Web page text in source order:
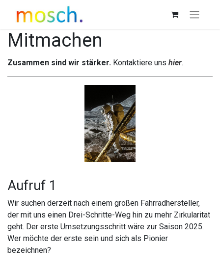
Mitmachen
Zusammen sind wir stärker. Kontaktiere uns hier.
Aufruf 1
Wir suchen derzeit nach einem großen Fahrradhersteller,
der mit uns einen Drei-Schritte-Weg hin zu mehr Zirkularität
geht. Der erste Umsetzungsschritt wäre zur Saison 2025.
Wer möchte der erste sein und sich als Pionier
bezeichnen?